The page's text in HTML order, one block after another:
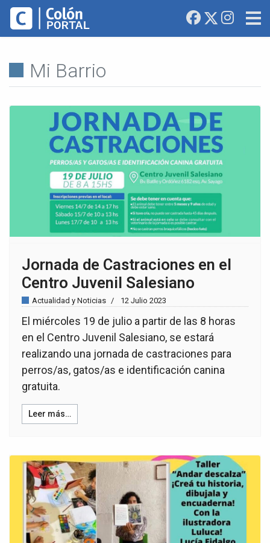
Mi Barrio
Jornada de Castraciones en el
Centro Juvenil Salesiano
Actualidad y Noticias 12 Julio 2023
El miércoles 19 de julio a partir de las 8 horas
en el Centro Juvenil Salesiano, se estará
realizando una jornada de castraciones para
perros/as, gatos/as e identificación canina
gratuita.
Leer más…